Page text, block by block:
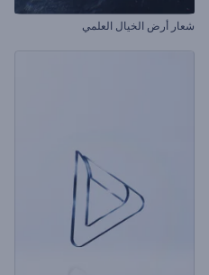
شعار أرض الخيال العلمي